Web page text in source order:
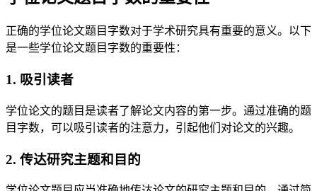
正确的学位论文题目字数对于学术研究具有重要的意义。以下
是一些学位论文题目字数的重要性：
1. 吸引读者
学位论文的题目是读者了解论文内容的第一步。通过准确的题
目字数，可以吸引读者的注意力，引起他们对论文的兴趣。
2. 传达研究主题和目的